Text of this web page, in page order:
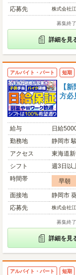
応募先 株式会社
募集終
詳細を見
アルバイト・パート 短期
【
方必
給与
日給
勤務地
静岡市
アクセス
東海道
シフト
週3日以
時間帯
早朝
面接地
静岡市
応募先
株式会社
募集終
詳細を見
アルバイト・パート 短期